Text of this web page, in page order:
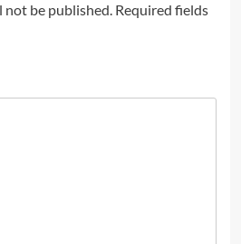
not be published. Required fields